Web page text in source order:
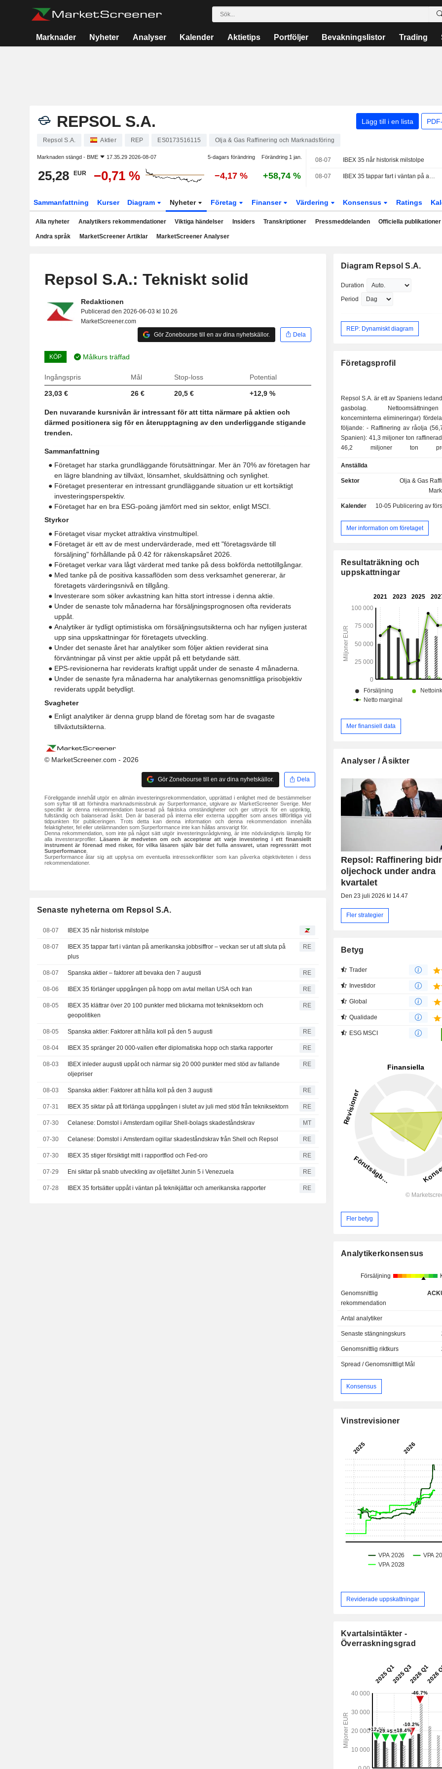
Marknader Nyheter Analyser Kalender Aktietips Portföljer Bevakningslistor Trading
REPSOL S.A. Lägg till i en lista
Repsol S.A. Aktier REP ES0173516115 Olja & Gas Raffinering och Marknadsföring
Marknaden stängd - BME 17.35.29 2026-08-07 5-dagars förändring Förändring 1 jan.
25,28 EUR −0,71 % −4,17 % +58,74 %
08-07 IBEX 35 når historisk milstolpe
08-07 IBEX 35 tappar fart i väntan på amerikanska jobbsiffror – veckan ser ut att sluta på plus
Sammanfattning Kurser Diagram Nyheter Företag Finanser Värdering Konsensus Ratings
Alla nyheter Analytikers rekommendationer Viktiga händelser Insiders Transkriptioner Pressmeddelanden Officiella publikationer
Andra språk MarketScreener Artiklar MarketScreener Analyser
Repsol S.A.: Tekniskt solid
Redaktionen
Publicerad den 2026-06-03 kl 10.26
MarketScreener.com
Gör Zonebourse till en av dina nyhetskällor.
Dela
KÖP Målkurs träffad
Ingångspris Mål Stop-loss Potential
23,03 € 26 € 20,5 € +12,9 %
Den nuvarande kursnivån är intressant för att titta närmare på aktien och
därmed positionera sig för en återupptagning av den underliggande stigande
trenden.
Sammanfattning
● Företaget har starka grundläggande förutsättningar. Mer än 70% av företagen har
en lägre blandning av tillväxt, lönsamhet, skuldsättning och synlighet.
● Företaget presenterar en intressant grundläggande situation ur ett kortsiktigt
investeringsperspektiv.
● Företaget har en bra ESG-poäng jämfört med sin sektor, enligt MSCI.
Styrkor
● Företaget visar mycket attraktiva vinstmultipel.
● Företaget är ett av de mest undervärderade, med ett "företagsvärde till
försäljning" förhållande på 0.42 för räkenskapsåret 2026.
● Företaget verkar vara lågt värderat med tanke på dess bokförda nettotillgångar.
● Med tanke på de positiva kassaflöden som dess verksamhet genererar, är
företagets värderingsnivå en tillgång.
● Investerare som söker avkastning kan hitta stort intresse i denna aktie.
● Under de senaste tolv månaderna har försäljningsprognosen ofta reviderats
uppåt.
● Analytiker är tydligt optimistiska om försäljningsutsikterna och har nyligen justerat
upp sina uppskattningar för företagets utveckling.
● Under det senaste året har analytiker som följer aktien reviderat sina
förväntningar på vinst per aktie uppåt på ett betydande sätt.
● EPS-revisionerna har reviderats kraftigt uppåt under de senaste 4 månaderna.
● Under de senaste fyra månaderna har analytikernas genomsnittliga prisobjektiv
reviderats uppåt betydligt.
Svagheter
● Enligt analytiker är denna grupp bland de företag som har de svagaste
tillväxtutsikterna.
© MarketScreener.com - 2026
Gör Zonebourse till en av dina nyhetskällor. Dela
Föreliggande innehåll utgör en allmän investeringsrekommendation, upprättad i enlighet med de bestämmelser
som syftar till att förhindra marknadsmissbruk av Surperformance, utgivare av MarketScreener Sverige. Mer
specifikt är denna rekommendation baserad på faktiska omständigheter och ger uttryck för en uppriktig,
fullständig och balanserad åsikt. Den är baserad på interna eller externa uppgifter som anses tillförlitliga vid
tidpunkten för publiceringen. Trots detta kan denna information och denna rekommendation innehålla
felaktigheter, fel eller utelämnanden som Surperformance inte kan hållas ansvarigt för.
Denna rekommendation, som inte på något sätt utgör investeringsrådgivning, är inte nödvändigtvis lämplig för
alla investerarprofiler. Läsaren är medveten om och accepterar att varje investering i ett finansiellt
instrument är förenad med risker, för vilka läsaren själv bär det fulla ansvaret, utan regressrätt mot
Surperformance.
Surperformance åtar sig att upplysa om eventuella intressekonflikter som kan påverka objektiviteten i dess
rekommendationer.
Senaste nyheterna om Repsol S.A.
08-07 IBEX 35 når historisk milstolpe
08-07
IBEX 35 tappar fart i väntan på amerikanska jobbsiffror – veckan ser ut att sluta på
plus
RE
08-07 Spanska aktier – faktorer att bevaka den 7 augusti RE
08-06 IBEX 35 förlänger uppgången på hopp om avtal mellan USA och Iran RE
08-05
IBEX 35 klättrar över 20 100 punkter med blickarna mot tekniksektorn och
geopolitiken
RE
08-05 Spanska aktier: Faktorer att hålla koll på den 5 augusti RE
08-04 IBEX 35 spränger 20 000-vallen efter diplomatiska hopp och starka rapporter RE
08-03
IBEX inleder augusti uppåt och närmar sig 20 000 punkter med stöd av fallande
oljepriser
RE
08-03 Spanska aktier: Faktorer att hålla koll på den 3 augusti RE
07-31 IBEX 35 siktar på att förlänga uppgången i slutet av juli med stöd från tekniksektorn RE
07-30 Celanese: Domstol i Amsterdam ogillar Shell-bolags skadeståndskrav MT
07-30 Celanese: Domstol i Amsterdam ogillar skadeståndskrav från Shell och Repsol RE
07-30 IBEX 35 stiger försiktigt mitt i rapportflod och Fed-oro RE
07-29 Eni siktar på snabb utveckling av oljefältet Junin 5 i Venezuela RE
07-28 IBEX 35 fortsätter uppåt i väntan på teknikjättar och amerikanska rapporter RE
Diagram Repsol S.A.
Duration
Period
REP: Dynamiskt diagram
Företagsprofil
Repsol S.A. är ett av Spaniens
gasbolag.
koncerninterna elimineringar)
följande: - Raffinering av råolja (56,7 %; nr 1 i
Spanien): 41,3 miljoner ton
46,2 miljoner ton
flytande petroleumgas, bitumen,
biobränslen etc.) under 2025.
utvecklar Repsol S.A.
specialprodukter (7 811 Kt sålda
petrokemikalier (1,8 Mt sålda
distribution av petroleumprodukter
(533), Peru (477) och Mexiko (167).
utvecklar också verksamhet inom
gas sålda 2025). - Prospektering och produktion
av olja och naturgas (5,6 %):
kolväten producerade per
Elproduktion från förnybara källor
584 GWh producerad el. Nettoomsättningen
fördelar sig geografiskt enligt
(59,4 %), Portugal (5,6 %), Europa
(7 %), USA (6,5 %) och övriga (11,7
Anställda
Sektor
Olja & Gas
Kalender 10-05 Publicering av försäljnings- och
Mer information om företaget
Resultaträkning och
uppskattningar
Mer finansiell data
Analyser / Åsikter
Repsol: Raffinering
oljechock under andra
kvartalet
Den 23 juli 2026 kl 14.47
Fler strategier
Betyg
Trader
Investidor
Global
Qualidade
ESG MSCI
Fler betyg
Analytikerkonsensus
Försäljning
Genomsnittlig
rekommendation
Antal analytiker
Senaste stängningskurs
Genomsnittlig riktkurs
Spread / Genomsnittligt Mål
Konsensus
Vinstrevisioner
Reviderade uppskattningar
Kvartalsintäkter -
Överraskningsgrad